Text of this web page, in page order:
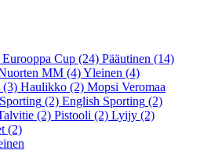
Cup (24) Pääutinen (14)
MM (4)Yleinen (4)
(3) Haulikko (2) Mopsi Veromaa
Sporting (2) English Sporting (2)
(2) Pistooli (2) Lyijy (2)
(2)